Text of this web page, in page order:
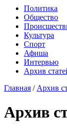
Политика
Общество
Культура
Спорт
Афиша
Интервью
Архив
Главная / Архив
Архив